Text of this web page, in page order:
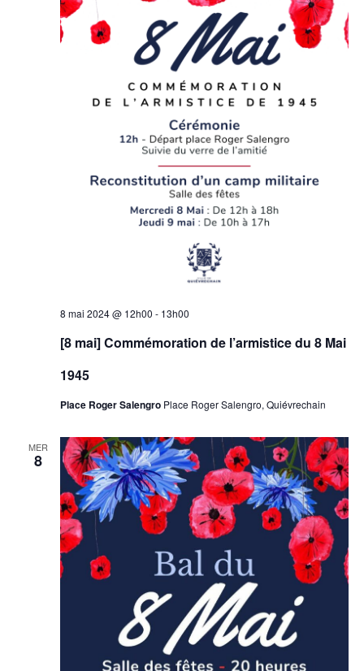
8 mai 2024 @ 12h00 - 13h00
[8 mai] Commémoration de l’armistice du 8 Mai
1945
Place Roger Salengro Place Roger Salengro, Quiévrechain
MER
8